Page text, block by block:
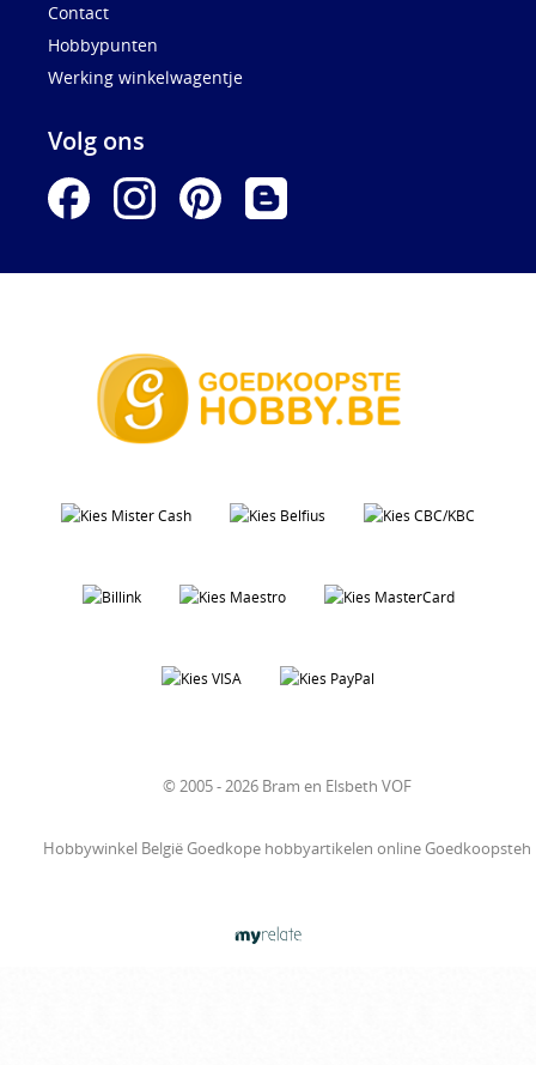
Contact
Hobbypunten
Werking winkelwagentje
Volg ons
© 2005 - 2026 Bram en Elsbeth VOF
Hobbywinkel België Goedkope hobbyartikelen online Goedkoopsteh